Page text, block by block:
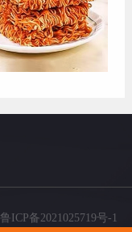
鲁ICP备2021025719号-1